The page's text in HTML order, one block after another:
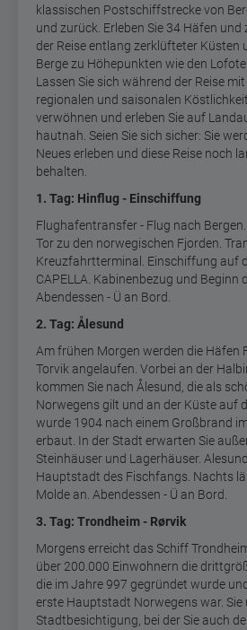
klassischen Postschiffstrecke von
und zurück. Erleben Sie 34 Häfen
der Reise entlang zerklüfteter Küsten
Berge zu Höhepunkten wie den
Lassen Sie sich während der Reise
regionalen und saisonalen
verwöhnen und erleben Sie auf
hautnah. Seien Sie sich sicher: Sie
Neues erleben und diese Reise noch
behalten.
1. Tag: Hinflug - Einschiffung
Flughafentransfer - Flug nach
Tor zu den norwegischen Fjorden.
Kreuzfahrtterminal. Einschiffung auf
CAPELLA. Kabinenbezug und Beginn
Abendessen - Ü an Bord.
2. Tag: Ålesund
Am frühen Morgen werden die Häfen
Torvik angelaufen. Vorbei an der
kommen Sie nach Ålesund, die als
Norwegens gilt und an der Küste auf
wurde 1904 nach einem Großbrand
erbaut. In der Stadt erwarten Sie
Steinhäuser und Lagerhäuser.
Hauptstadt des Fischfangs. Nachts
Molde an. Abendessen - Ü an Bord.
3. Tag: Trondheim - Rørvik
Morgens erreicht das Schiff
über 200.000 Einwohnern die
die im Jahre 997 gegründet wurde
erste Hauptstadt Norwegens war. Sie
Stadtbesichtigung, bei der Sie auch